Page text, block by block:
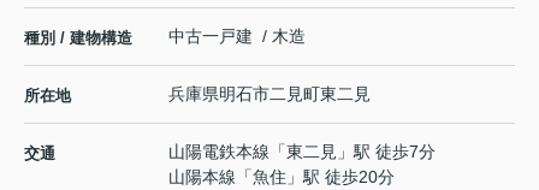
種別 / 建物構造 中古一戸建 / 木造
所在地 兵庫県明石市二見町東二見
交通 山陽電鉄本線 「東二見 」駅 徒歩7分
山陽本線 「魚住 」駅 徒歩20分